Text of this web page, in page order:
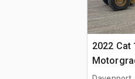
2022 Cat